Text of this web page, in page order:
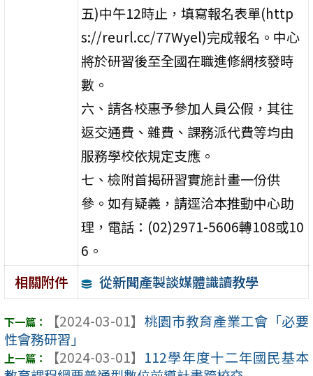
五)中午12時止，填寫報名表單(http
s://reurl.cc/77Wyel)完成報名。中心
將於研習後至全國在職進修網核發時
數。
六、請各校惠予參加人員公假，其往
返交通費、雜費、課務派代費等均由
服務學校依規定支應。
七、檢附首揭研習實施計畫一份供
參。如有疑義，請逕洽本推動中心助
理，電話：(02)2971-5606轉108或10
6。
相關附件
從新聞產製談媒體識讀教學
【2024-03-01】 桃園市教育產業工會「必要
性會務研習」
【2024-03-01】 112學年度十二年國民基本